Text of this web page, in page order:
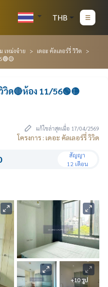
THB
เหม่งจ๋าย
เดอะ คัลเลอร์รี่ วิวิด
วิด🔴ห้อง 11/56🟢🟡
แก้ไขล่าสุดเมื่อ 17/04/2569
โครงการ : เดอะ คัลเลอร์รี่ วิวิด
สัญญา
12 เดือน
+10 รูป